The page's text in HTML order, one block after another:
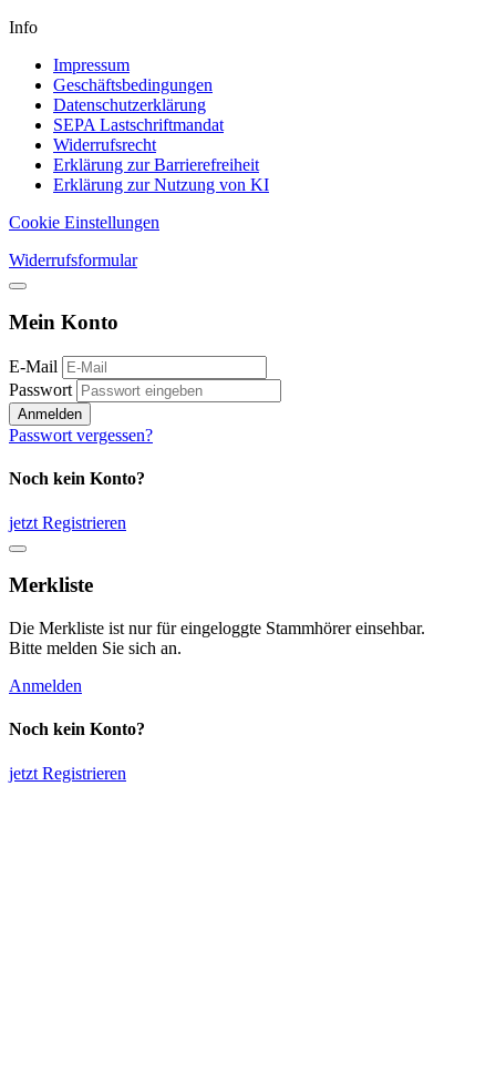
Info
Impressum
Geschäftsbedingungen
Datenschutzerklärung
SEPA Lastschriftmandat
Widerrufsrecht
Erklärung zur Barrierefreiheit
Erklärung zur Nutzung von KI
Cookie Einstellungen
Widerrufsformular
Mein Konto
E-Mail
Passwort
Anmelden
Passwort vergessen?
Noch kein Konto?
jetzt Registrieren
Merkliste
Die Merkliste ist nur für eingeloggte Stammhörer einsehbar.
Bitte melden Sie sich an.
Anmelden
Noch kein Konto?
jetzt Registrieren